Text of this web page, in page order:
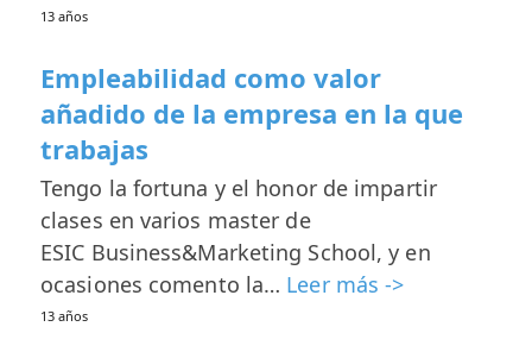
13 años
Empleabilidad como valor
añadido de la empresa en la que
trabajas
Tengo la fortuna y el honor de impartir
clases en varios master de
ESIC Business&Marketing School, y en
ocasiones comento la… Leer más ->
13 años